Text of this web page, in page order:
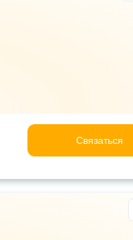
Связаться